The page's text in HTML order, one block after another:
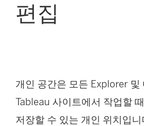
편집
개인 공간은 모든 Explorer
Tableau 사이트에서 작업할
저장할 수 있는 개인 위치입니